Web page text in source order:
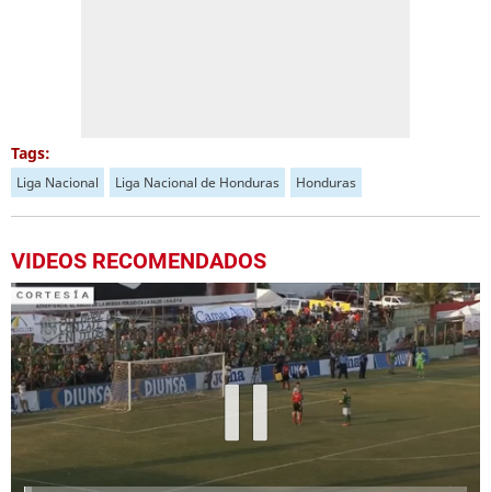
Tags:
Liga Nacional Liga Nacional de Honduras Honduras
VIDEOS RECOMENDADOS